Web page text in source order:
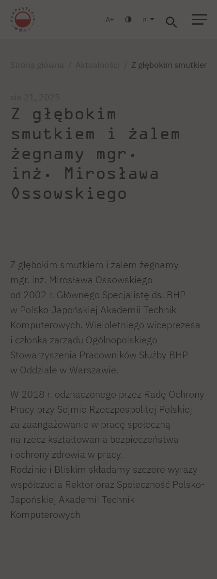
A pl
Z głębokim smutkiem
Z głębokim
smutkiem i żalem
żegnamy mgr.
inż. Mirosława
Ossowskiego
Z głębokim smutkiem i żalem żegnamy
mgr. inż. Mirosława Ossowskiego
od 2002 r. Głównego Specjalistę ds. BHP
w Polsko-Japońskiej Akademii Technik
Komputerowych. Wieloletniego wiceprezesa
i członka zarządu Ogólnopolskiego
Stowarzyszenia Pracowników Służby BHP
w Oddziale w Warszawie.
W 2018 r. odznaczonego przez Radę Ochrony
Pracy przy Sejmie Rzeczpospolitej Polskiej
za zaangażowanie w pracę społeczną
na rzecz kształtowania bezpieczeństwa
i ochrony zdrowia w pracy.
Rodzinie i Bliskim składamy szczere wyrazy
współczucia Rektor oraz Społeczność Polsko-
Japońskiej Akademii Technik
Komputerowych